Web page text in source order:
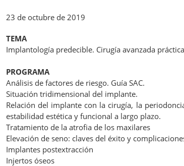
23 de octubre de 2019
TEMA
Implantología predecible. Cirugía avanzada práctica
PROGRAMA
Análisis de factores de riesgo. Guía SAC.
Situación tridimensional del implante.
Relación del implante con la cirugía, la
estabilidad estética y funcional a largo plazo.
Tratamiento de la atrofia de los maxilares
Elevación de seno: claves del éxito y
Implantes postextracción
Injertos óseos